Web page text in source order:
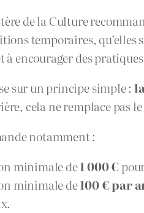
de la Culture
temporaires,
à encourager des
sur un principe simple :
cela ne remplace pas
notamment :
minimale de1 000 €
minimale de100 € par